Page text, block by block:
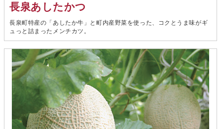
長泉あしたかつ
長泉町特産の「あしたか牛」と町内産野菜を使った、コクとうま味がギ
ュっと詰まったメンチカツ。